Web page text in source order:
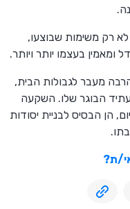
רק משימות שבוצעו,
בעצמו יותר ויותר.
מעבר לגבולות הבית,
הבוגר שלו. השקעה
הן הבסיס לבניית יסודות
ת?